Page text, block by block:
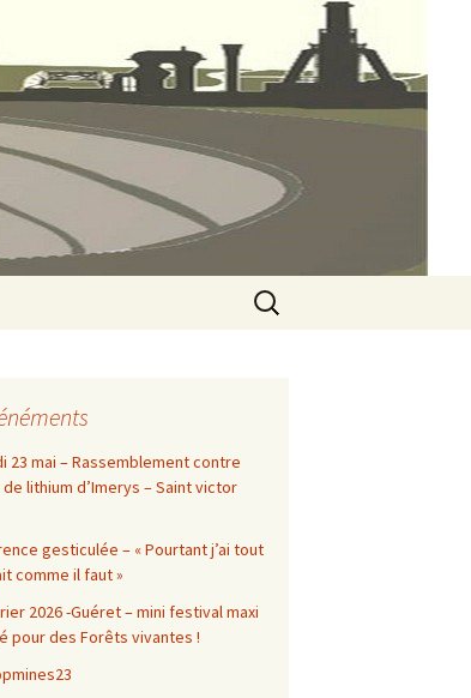
23
Rechercher :
23 mai – Rassemblement contre
de lithium d’Imerys – Saint victor
gesticulée – « Pourtant j’ai tout
comme il faut »
2026 -Guéret – mini festival maxi
pour des Forêts vivantes !